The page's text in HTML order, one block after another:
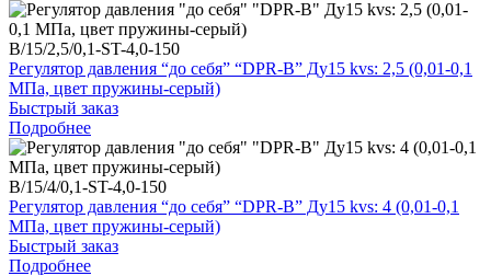
B/15/2,5/0,1-ST-4,0-150
Регулятор давления “до себя” “DPR-B” Ду15 kvs: 2,5 (0,01-0,1
МПа, цвет пружины-серый)
Быстрый заказ
Подробнее
B/15/4/0,1-ST-4,0-150
Регулятор давления “до себя” “DPR-B” Ду15 kvs: 4 (0,01-0,1
МПа, цвет пружины-серый)
Быстрый заказ
Подробнее